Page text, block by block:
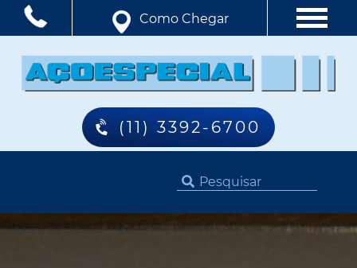
Como Chegar
(11) 3392-6700